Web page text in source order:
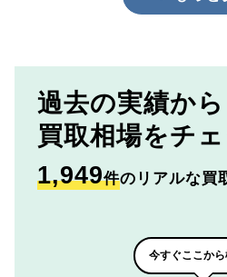
過去の実績から
買取相場をチ
1,949件のリアルな買
今すぐここから